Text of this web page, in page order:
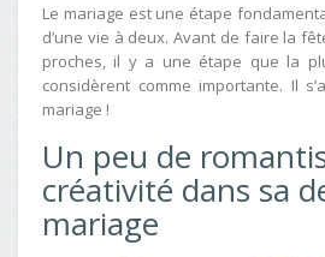
Le mariage est une étape
d’une vie à deux. Avant de faire la
proches, il y a une étape que la
considèrent comme importante. Il
mariage !
Un peu de
créativité dans sa
mariage